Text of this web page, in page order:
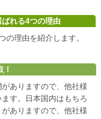
れる4つの理由
の理由を紹介します。
！
ありますので、他社様
す。日本国内はもちろ
ありますので、他社様